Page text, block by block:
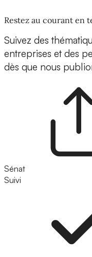
Restez au courant en
Suivez des
entreprises et des
dès que nous
Sénat
Suivi